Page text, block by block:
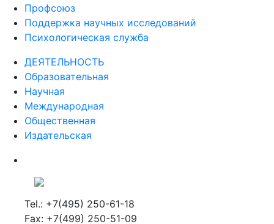
Профсоюз
Поддержка научных исследований
Психологическая служба
ДЕЯТЕЛЬНОСТЬ
Образовательная
Научная
Международная
Общественная
Издательская
Tel.: +7(495) 250-61-18
Fax: +7(499) 250-51-09